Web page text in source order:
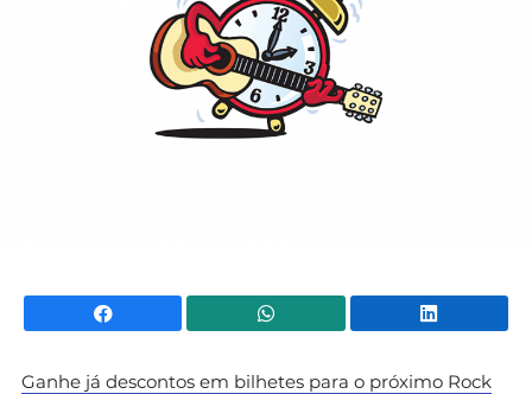
Facebook WhatsApp
Ganhe já descontos em bilhetes para o próximo Rock